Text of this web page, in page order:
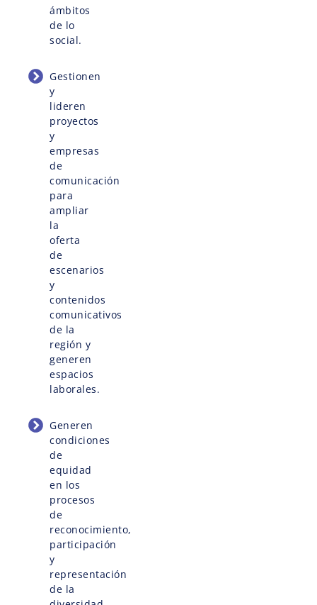
ámbitos
de lo
social.
Gestionen
y
lideren
proyectos
y
empresas
de
comunicación
para
ampliar
la
oferta
de
escenarios
y
contenidos
comunicativos
de la
región y
generen
espacios
laborales.
Generen
condiciones
de
equidad
en los
procesos
de
reconocimiento,
participación
y
representación
de la